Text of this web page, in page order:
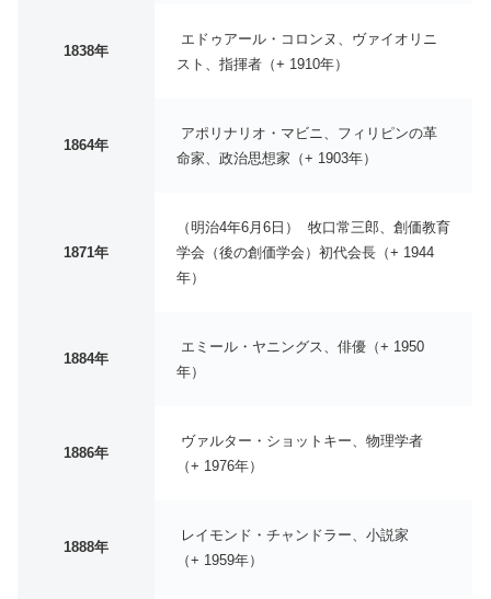
1838年
エドゥアール・コロンヌ、ヴァイオリニ
スト、指揮者（+ 1910年）
1864年
アポリナリオ・マビニ、フィリピンの革
命家、政治思想家（+ 1903年）
1871年
（明治4年6月6日） 牧口常三郎、創価教育
学会（後の創価学会）初代会長（+ 1944
年）
1884年
エミール・ヤニングス、俳優（+ 1950
年）
1886年
ヴァルター・ショットキー、物理学者
（+ 1976年）
1888年
レイモンド・チャンドラー、小説家
（+ 1959年）